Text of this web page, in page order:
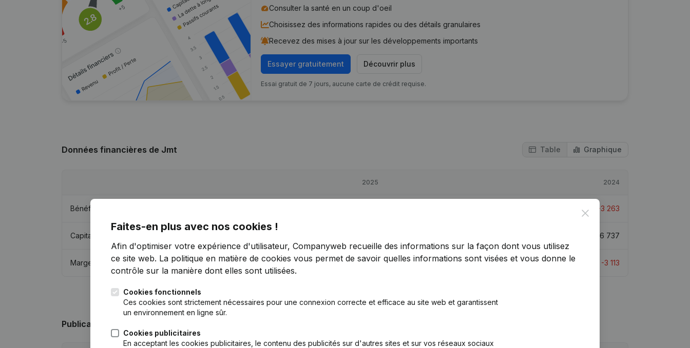
Consulter la santé en un coup d'oeil
Choisissez des informations rapides ou des détails granulaires
Recevez des mises à jour sur les développements importants
Essayer gratuitement Découvrir plus
Essai gratuit de 7 jours, aucune carte de crédit requise.
Données financières de Jmt Table Graphique
2025 2024
Bénéfices/pertes -3 263
Capitaux propres 6 737
Marge brute €3 712 219,25% -3 113
Publications
Close
Faites-en plus avec nos cookies !
Afin d'optimiser votre expérience d'utilisateur, Companyweb recueille des informations sur la façon dont vous utilisez
ce site web. La politique en matière de cookies vous permet de savoir quelles informations sont visées et vous donne le
contrôle sur la manière dont elles sont utilisées.
Cookies fonctionnels
Ces cookies sont strictement nécessaires pour une connexion correcte et efficace au site web et garantissent
un environnement en ligne sûr.
Cookies publicitaires
En acceptant les cookies publicitaires, le contenu des publicités sur d'autres sites et sur vos réseaux sociaux